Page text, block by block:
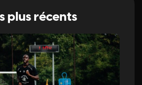
plus récents